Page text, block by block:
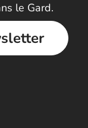
le Gard.